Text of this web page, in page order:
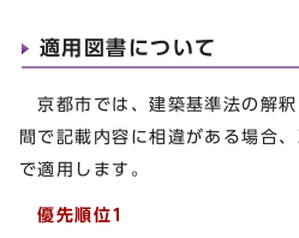
適用図書について
京都市では、建築基準法の解
間で記載内容に相違がある場合
で適用します。
優先順位1